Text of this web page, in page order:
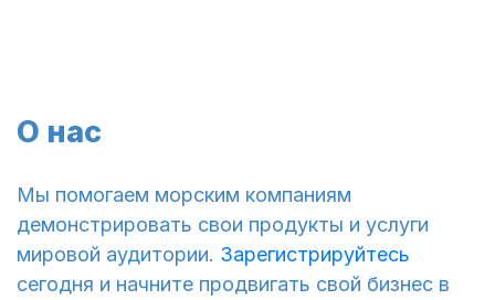
О нас
Мы помогаем морским компаниям
демонстрировать свои продукты и услуги
мировой аудитории. Зарегистрируйтесь
сегодня и начните продвигать свой бизнес в